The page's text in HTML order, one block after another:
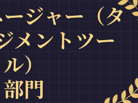
ジャー（タ
メントツー
ル）
部門